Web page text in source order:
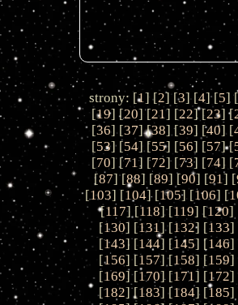
strony: [1] [2] [3] [4] [5] [
[19] [20] [21] [22] [23] [
[36] [37] [38] [39] [40] [
[53] [54] [55] [56] [57] [
[70] [71] [72] [73] [74] [
[87] [88] [89] [90] [91] [
[103] [104] [105] [106] [
[117] [118] [119] [120]
[130] [131] [132] [133]
[143] [144] [145] [146]
[156] [157] [158] [159]
[169] [170] [171] [172]
[182] [183] [184] [185]